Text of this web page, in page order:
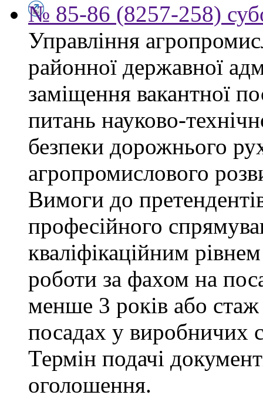
№ 85-86 (8257-258)
Управління
районної державної
заміщення вакантної
питань науково-
безпеки дорожнього
агропромислового
Вимоги до
професійного
кваліфікаційним
роботи за фахом на
менше 3 років або
посадах у виробничих
Термін подачі
оголошення.